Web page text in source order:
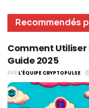
Recommendés
Comment Utiliser
Guide 2025
PAR L'ÉQUIPE CRYPTOPULSE